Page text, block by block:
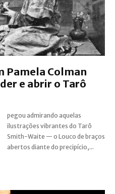
Pamela Colman
e abrir o Tarô
abertos diante do precipício,...